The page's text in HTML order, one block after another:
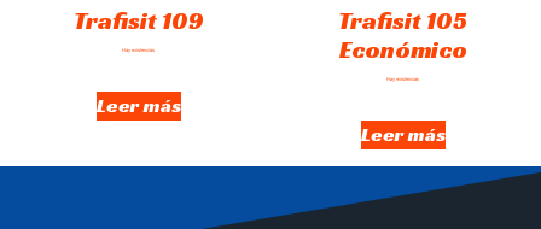
Trafisit 109
Hay existencias
Leer más
Trafisit 105
Económico
Hay existencias
Leer más